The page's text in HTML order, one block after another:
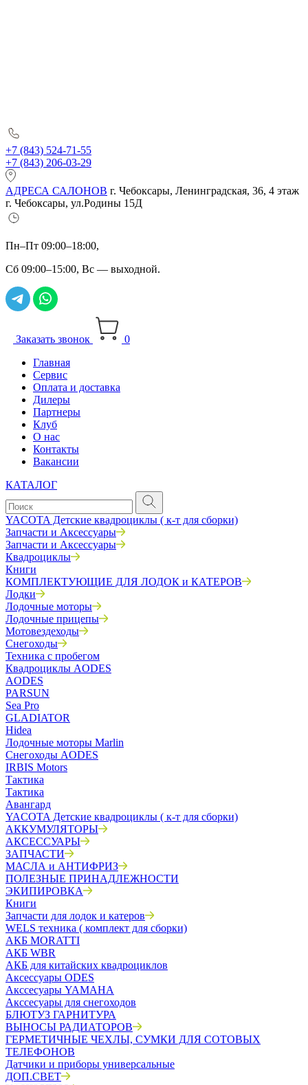
+7 (843) 524-71-55
+7 (843) 206-03-29
АДРЕСА САЛОНОВ г. Чебоксары, Ленинградская, 36, 4 этаж
г. Чебоксары, ул.Родины 15Д
Пн–Пт 09:00–18:00,
Сб 09:00–15:00, Вс — выходной.
Заказать звонок
0
Главная
Сервис
Оплата и доставка
Дилеры
Партнеры
Клуб
О нас
Контакты
Вакансии
КАТАЛОГ
YACOTA Детские квадроциклы ( к-т для сборки)
Запчасти и Аксессуары
Запчасти и Аксессуары
Квадроциклы
Книги
КОМПЛЕКТУЮЩИЕ ДЛЯ ЛОДОК и КАТЕРОВ
Лодки
Лодочные моторы
Лодочные прицепы
Мотовездеходы
Снегоходы
Техника с пробегом
Квадроциклы AODES
AODES
PARSUN
Sea Pro
GLADIATOR
Hidea
Лодочные моторы Marlin
Снегоходы AODES
IRBIS Motors
Тактика
Тактика
Авангард
YACOTA Детские квадроциклы ( к-т для сборки)
АККУМУЛЯТОРЫ
АКСЕССУАРЫ
ЗАПЧАСТИ
МАСЛА и АНТИФРИЗ
ПОЛЕЗНЫЕ ПРИНАДЛЕЖНОСТИ
ЭКИПИРОВКА
Книги
Запчасти для лодок и катеров
WELS техника ( комплект для сборки)
АКБ MORATTI
АКБ WBR
АКБ для китайских квадроциклов
Аксессуары ODES
Акссесуары YAMAHA
Акссесуары для снегоходов
БЛЮТУЗ ГАРНИТУРА
ВЫНОСЫ РАДИАТОРОВ
ГЕРМЕТИЧНЫЕ ЧЕХЛЫ, СУМКИ ДЛЯ СОТОВЫХ
ТЕЛЕФОНОВ
Датчики и приборы универсальные
ДОП.СВЕТ